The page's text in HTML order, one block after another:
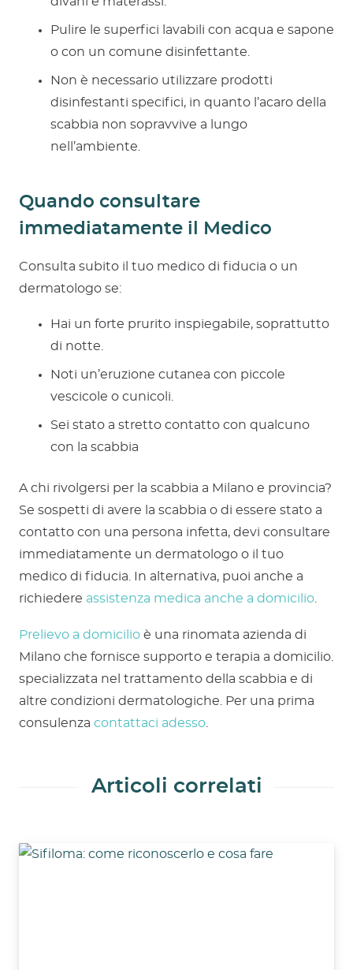
Pulire le superfici lavabili con acqua e sapone
o con un comune disinfettante.
Non è necessario utilizzare prodotti
disinfestanti specifici, in quanto l’acaro della
scabbia non sopravvive a lungo
nell’ambiente.
Quando consultare
immediatamente il Medico
Consulta subito il tuo medico di fiducia o un
dermatologo se:
Hai un forte prurito inspiegabile, soprattutto
di notte.
Noti un’eruzione cutanea con piccole
vescicole o cunicoli.
Sei stato a stretto contatto con qualcuno
con la scabbia
A chi rivolgersi per la scabbia a Milano e provincia?
Se sospetti di avere la scabbia o di essere stato a
contatto con una persona infetta, devi consultare
immediatamente un dermatologo o il tuo
medico di fiducia. In alternativa, puoi anche a
richiedere assistenza medica anche a domicilio.
Prelievo a domicilio è una rinomata azienda di
Milano che fornisce supporto e terapia a domicilio.
specializzata nel trattamento della scabbia e di
altre condizioni dermatologiche. Per una prima
consulenza contattaci adesso
Articoli correlati